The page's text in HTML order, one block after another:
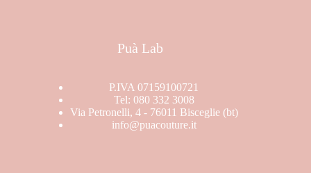
Puà Lab
P.IVA 07159100721
Tel: 080 332 3008
Via Petronelli, 4 - 76011 Bisceglie (bt)
info@puacouture.it